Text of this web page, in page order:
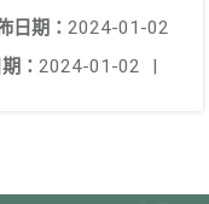
日期： 2024-01-02
： 2024-01-02 |